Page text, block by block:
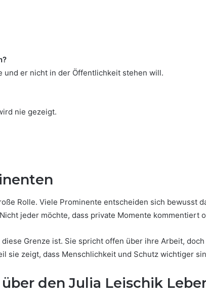
und er nicht in der Öffentlichkeit stehen will.
nie gezeigt.
Rolle. Viele Prominente entscheiden sich bewusst
jeder möchte, dass private Momente kommentiert
Grenze ist. Sie spricht offen über ihre Arbeit,
sie zeigt, dass Menschlichkeit und Schutz wichtiger
den Julia Leischik